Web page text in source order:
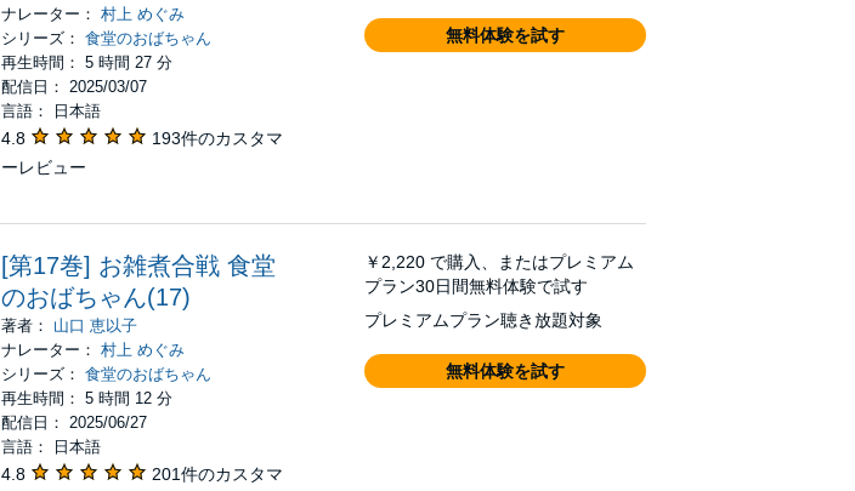
ナレーター：村上 めぐみ
シリーズ：食堂のおばちゃん
再生時間： 5 時間 27 分
配信日： 2025/03/07
言語： 日本語
4.8
193件のカスタマ
ーレビュー
無料体験を試す
[第17巻] お雑煮合戦 食堂
のおばちゃん(17)
著者： 山口 恵以子
ナレーター：村上 めぐみ
シリーズ：食堂のおばちゃん
再生時間： 5 時間 12 分
配信日： 2025/06/27
言語： 日本語
4.8
201件のカスタマ
￥2,220 で購入、またはプレミアム
プラン30日間無料体験で試す
プレミアムプラン聴き放題対象
無料体験を試す